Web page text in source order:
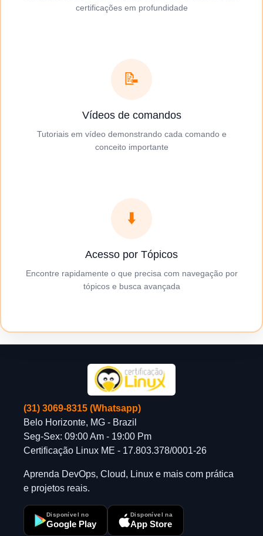
certificações em profundidade
📝
Vídeos de comandos
Tutoriais em vídeo demonstrando cada comando e
conceito importante
⬇️
Acesso por Tópicos
Encontre rapidamente o que precisa com navegação por
tópicos e busca avançada
(31) 3069-8315 (Whatsapp)
Belo Horizonte, MG - Brazil
Seg-Sex: 09:00 Am - 19:00 Pm
Certificação Linux ME - 17.803.378/0001-26
Aprenda DevOps, Cloud, Linux e mais com prática
e projetos reais.
Disponível no
Google Play
Disponível na
App Store